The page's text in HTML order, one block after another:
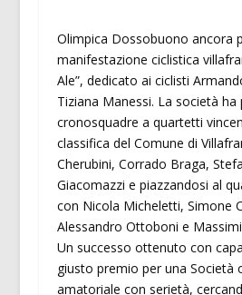
Olimpica Dossobuono ancora
manifestazione ciclistica
Ale”, dedicato ai ciclisti
Tiziana Manessi. La società
cronosquadre a quartetti
classifica del Comune di
Cherubini, Corrado Braga,
Giacomazzi e piazzandosi al
con Nicola Micheletti, Simone
Alessandro Ottoboni e
Un successo ottenuto con
giusto premio per una Società
amatoriale con serietà,